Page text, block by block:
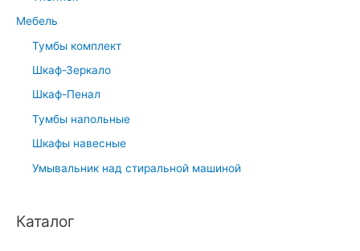
Мебель
Тумбы комплект
Шкаф-Зеркало
Шкаф-Пенал
Тумбы напольные
Шкафы навесные
Умывальник над стиральной машиной
Каталог